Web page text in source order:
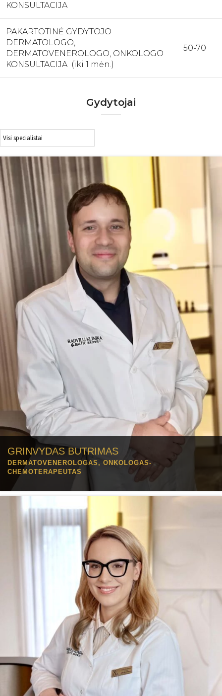
KONSULTACIJA
PAKARTOTINĖ GYDYTOJO
DERMATOLOGO,
DERMATOVENEROLOGO, ONKOLOGO
KONSULTACIJA (iki 1 mėn.)
50-70
Gydytojai
GRINVYDAS BUTRIMAS
DERMATOVENEROLOGAS, ONKOLOGAS-
CHEMOTERAPEUTAS